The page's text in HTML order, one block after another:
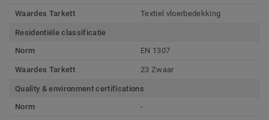
Waardes Tarkett Textiel vloerbedekking
Residentiële classificatie
Norm
EN 1307
Waardes Tarkett 23 Zwaar
Quality & environment certifications
Norm
-